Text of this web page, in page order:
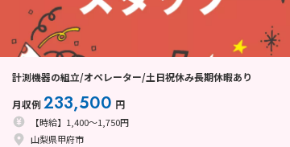
計測機器の組立/オペレーター/土日祝休み長期休暇あり
月収例233,500 円
【時給】1,400～1,750円
山梨県甲府市